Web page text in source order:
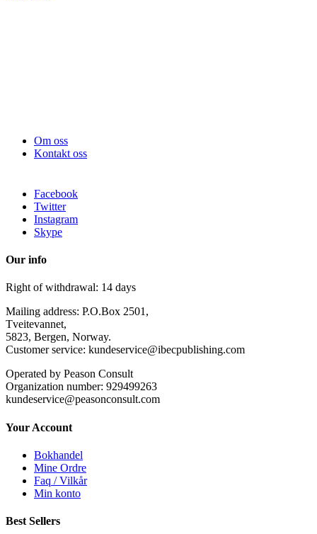
Om oss
Kontakt oss
Facebook
Twitter
Instagram
Skype
Our info
Right of withdrawal: 14 days
Mailing address: P.O.Box 2501,
Tveitevannet,
5823, Bergen, Norway.
Customer service: kundeservice@ibecpublishing.com
Operated by Peason Consult
Organization number: 929499263
kundeservice@peasonconsult.com
Your Account
Bokhandel
Mine Ordre
Faq / Vilkår
Min konto
Best Sellers